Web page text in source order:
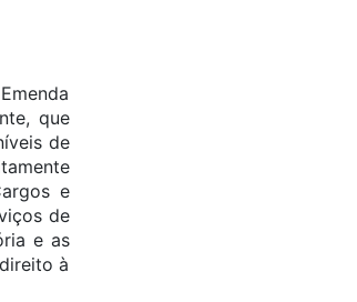
que
de
e
de
e as
à